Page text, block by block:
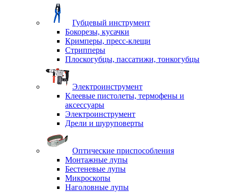
Губцевый инструмент
Бокорезы, кусачки
Кримперы, пресс-клещи
Стрипперы
Плоскогубцы, пассатижи, тонкогубцы
Электроинструмент
Клеевые пистолеты, термофены и
аксессуары
Электроинструмент
Дрели и шуруповерты
Оптические приспособления
Монтажные лупы
Бестеневые лупы
Микроскопы
Наголовные лупы